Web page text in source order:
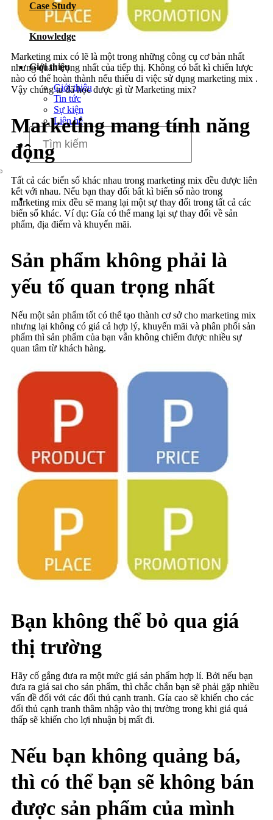
Dịch vụ chăm sóc website
Case Study
Knowledge
Giới thiệu
Giới thiệu
Tin tức
Sự kiện
Liên hệ
Marketing mix có lẽ là một trong những công cụ cơ bản nhất
nhưng quan trọng nhất của tiếp thị. Không có bất kì chiến lược
nào có thể hoàn thành nếu thiếu đi việc sử dụng marketing mix .
Vậy chúng ta đã học được gì từ Marketing mix?
Marketing mang tính năng
động
Tất cả các biến số khác nhau trong marketing mix đều được liên
kết với nhau. Nếu bạn thay đổi bất kì biến số nào trong
marketing mix đều sẽ mang lại một sự thay đổi trong tất cả các
biến số khác. Ví dụ: Gía có thể mang lại sự thay đổi về sản
phẩm, địa điểm và khuyến mãi.
Sản phẩm không phải là
yếu tố quan trọng nhất
Nếu một sản phẩm tốt có thể tạo thành cơ sở cho marketing mix
nhưng lại không có giá cả hợp lý, khuyến mãi và phân phối sản
phẩm thì sản phẩm của bạn vẫn không chiếm được nhiều sự
quan tâm từ khách hàng.
Bạn không thể bỏ qua giá
thị trường
Hãy cố gắng đưa ra một mức giá sản phẩm hợp lí. Bởi nếu bạn
đưa ra giá sai cho sản phẩm, thì chắc chắn bạn sẽ phải gặp nhiều
vấn đề đối với các đối thủ cạnh tranh. Gía cao sẽ khiến cho các
đối thủ cạnh tranh thâm nhập vào thị trường trong khi giá quá
thấp sẽ khiến cho lợi nhuận bị mất đi.
Nếu bạn không quảng bá,
thì có thể bạn sẽ không bán
được sản phẩm của mình